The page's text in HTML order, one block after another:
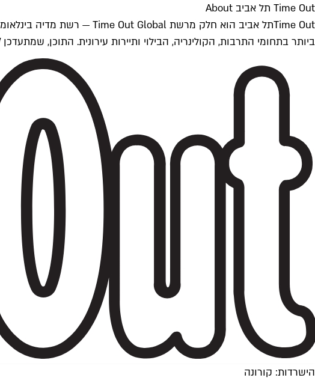
Time Out תל אביב About
ביותר בתחומי התרבות, הקולינריה, הבילוי ותיירות עירונית. התוכן, שמתעדכן 24/7, נכתב ונערך על ידי צוות עיתונאים מקצועי מקומי בישראל, בהתאם לסטנדרטים של Time Out העולמית.
הישרדות: קורונה